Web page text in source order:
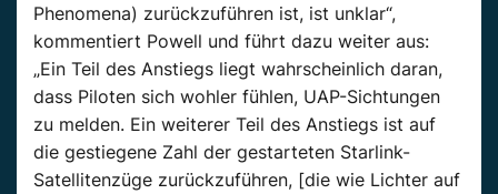
Phenomena) zurückzuführen ist, ist unklar“,
kommentiert Powell und führt dazu weiter aus:
„Ein Teil des Anstiegs liegt wahrscheinlich daran,
dass Piloten sich wohler fühlen, UAP-Sichtungen
zu melden. Ein weiterer Teil des Anstiegs ist auf
die gestiegene Zahl der gestarteten Starlink-
Satellitenzüge zurückzuführen, [die wie Lichter auf